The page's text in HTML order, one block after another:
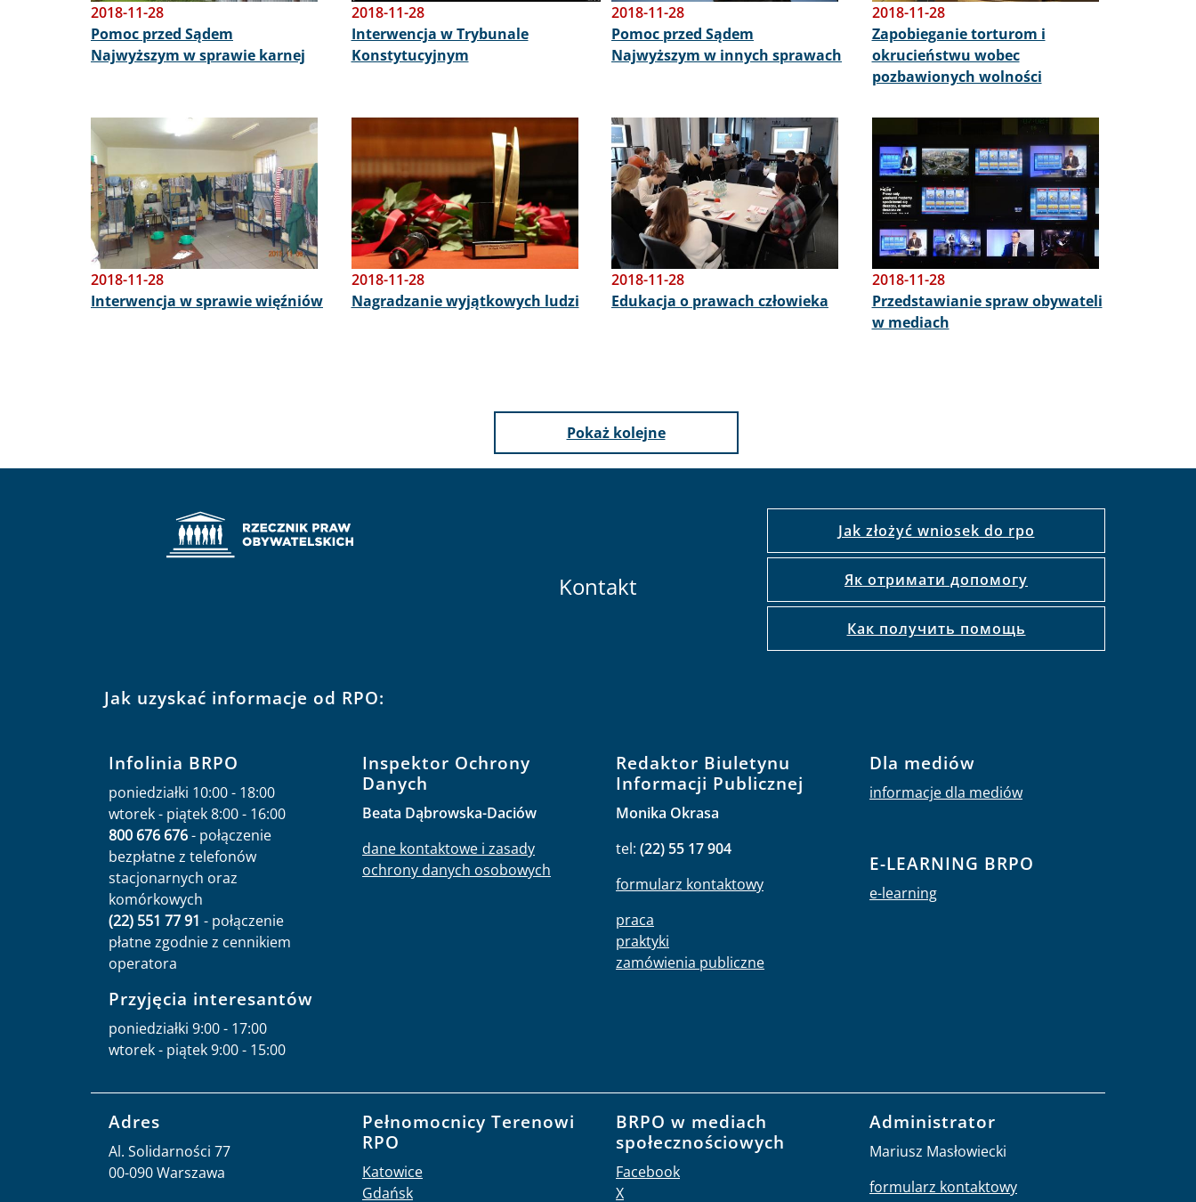
2018-11-28
Pomoc przed Sądem
Najwyższym w sprawie karnej
2018-11-28
Interwencja w Trybunale
Konstytucyjnym
2018-11-28
Pomoc przed Sądem
Najwyższym w innych sprawach
2018-11-28
Zapobieganie torturom i
okrucieństwu wobec
pozbawionych wolności
Obraz
2018-11-28
Interwencja w sprawie więźniów
2018-11-28
Nagradzanie wyjątkowych ludzi
Obraz
2018-11-28
Edukacja o prawach człowieka
2018-11-28
Przedstawianie spraw obywateli
w mediach
Pokaż kolejne
Kontakt
Jak złożyć wniosek do rpo
Як отримати допомогу
Как получить помощь
Jak uzyskać informacje od RPO:
Infolinia BRPO
poniedziałki 10:00 - 18:00
wtorek - piątek 8:00 - 16:00
800 676 676- połączenie
bezpłatne z telefonów
stacjonarnych oraz
komórkowych
(22) 551 77 91 - połączenie
płatne zgodnie z cennikiem
operatora
Przyjęcia interesantów
poniedziałki 9:00 - 17:00
wtorek - piątek 9:00 - 15:00
Inspektor Ochrony
Danych
Beata Dąbrowska-Daciów
dane kontaktowe i zasady
ochrony danych osobowych
Redaktor Biuletynu
Informacji Publicznej
Monika Okrasa
tel: (22) 55 17 904
formularz kontaktowy
praca
praktyki
zamówienia publiczne
Dla mediów
informacje dla mediów
E-LEARNING BRPO
e-learning
Adres
Al. Solidarności 77
00-090 Warszawa
Pełnomocnicy Terenowi
RPO
Katowice
Gdańsk
BRPO w mediach
społecznościowych
Facebook
X
Administrator
Mariusz Masłowiecki
formularz kontaktowy